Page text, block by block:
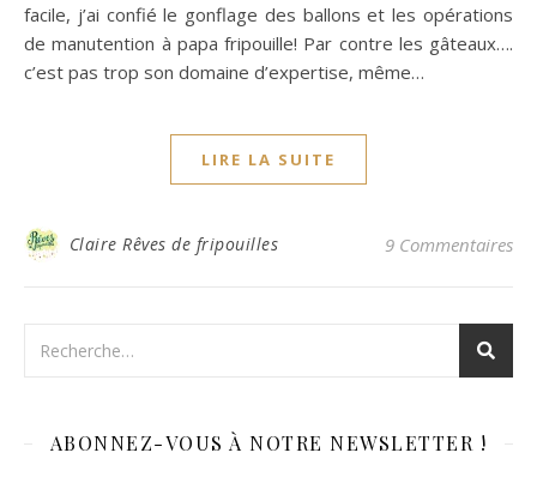
facile, j’ai confié le gonflage des ballons et les opérations
de manutention à papa fripouille! Par contre les gâteaux….
c’est pas trop son domaine d’expertise, même…
LIRE LA SUITE
Claire Rêves de fripouilles 9 Commentaires
ABONNEZ-VOUS À NOTRE NEWSLETTER !